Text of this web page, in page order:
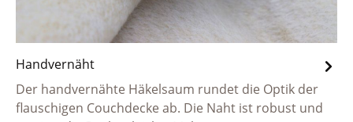
Handvernäht
Der handvernähte Häkelsaum rundet die Optik der
flauschigen Couchdecke ab. Die Naht ist robust und